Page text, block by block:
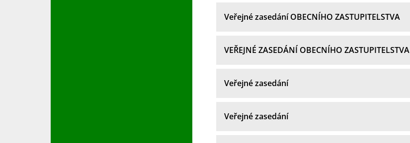
Veřejné zasedání OBECNÍHO ZASTUPITELSTVA
VEŘEJNÉ ZASEDÁNÍ OBECNÍHO ZASTUPITELSTVA
Veřejné zasedání
Veřejné zasedání